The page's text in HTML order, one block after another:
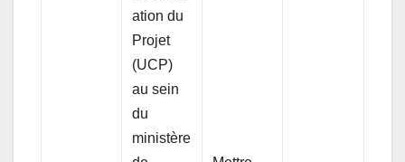
ation du
Projet
(UCP)
au sein
du
ministère